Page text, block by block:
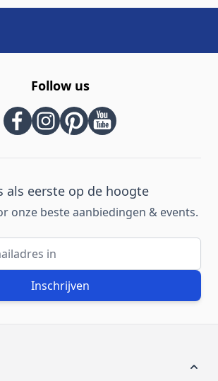
Follow us
als eerste op de hoogte
onze beste aanbiedingen & events.
Inschrijven